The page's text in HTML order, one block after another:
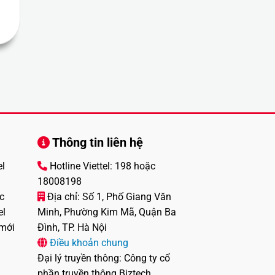
Thông tin liên hệ
Hotline Viettel: 198 hoặc
18008198
Địa chỉ: Số 1, Phố Giang Văn
Minh, Phường Kim Mã, Quận Ba
Đình, TP. Hà Nội
Điều khoản chung
Đại lý truyền thông: Công ty cổ